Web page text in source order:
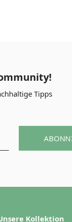
Tipps
Kollektion